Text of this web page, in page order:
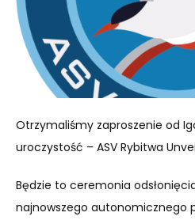
Otrzymaliśmy zaproszenie od
uroczystość – ASV Rybitwa
Będzie to ceremonia
najnowszego autonomicznego